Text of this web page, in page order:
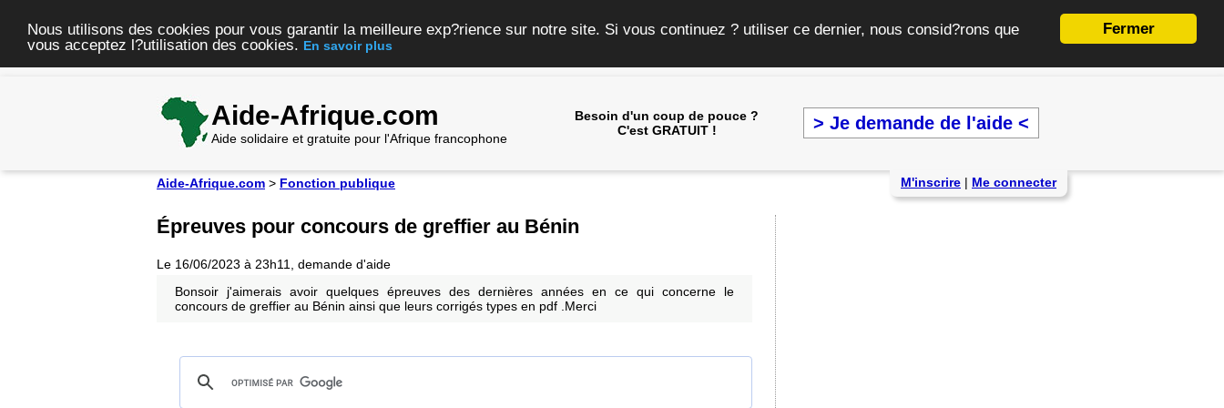
Fermer
Nous utilisons des cookies pour vous garantir la meilleure exp?rience sur notre site. Si vous continuez ? utiliser ce dernier, nous consid?rons que
vous acceptez l?utilisation des cookies. En savoir plus
Aide-Afrique.com
Aide solidaire et gratuite pour l'Afrique francophone
Besoin d'un coup de pouce ?
C'est GRATUIT !
> Je demande de l'aide <
Aide-Afrique.com > Fonction publique M'inscrire | Me connecter
Épreuves pour concours de greffier au Bénin
Le 16/06/2023 à 23h11, demande d'aide
Bonsoir j'aimerais avoir quelques épreuves des dernières années en ce qui concerne le
concours de greffier au Bénin ainsi que leurs corrigés types en pdf .Merci